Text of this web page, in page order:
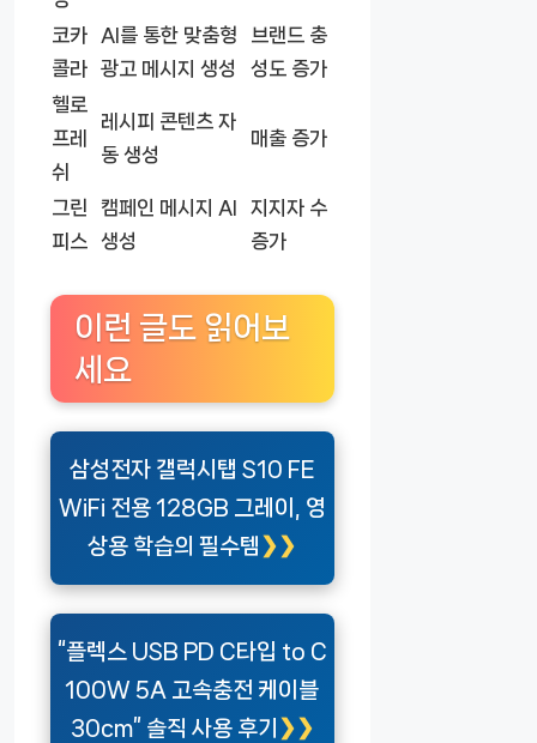
코카
콜라
AI를 통한 맞춤형
광고 메시지 생성
브랜드 충
성도 증가
헬로
프레
쉬
레시피 콘텐츠 자
동 생성
매출 증가
그린
피스
캠페인 메시지 AI
생성
지지자 수
증가
이런 글도 읽어보
세요
삼성전자 갤럭시탭 S10 FE
WiFi 전용 128GB 그레이, 영
상용 학습의 필수템
“플렉스 USB PD C타입 to C
100W 5A 고속충전 케이블
30cm” 솔직 사용 후기